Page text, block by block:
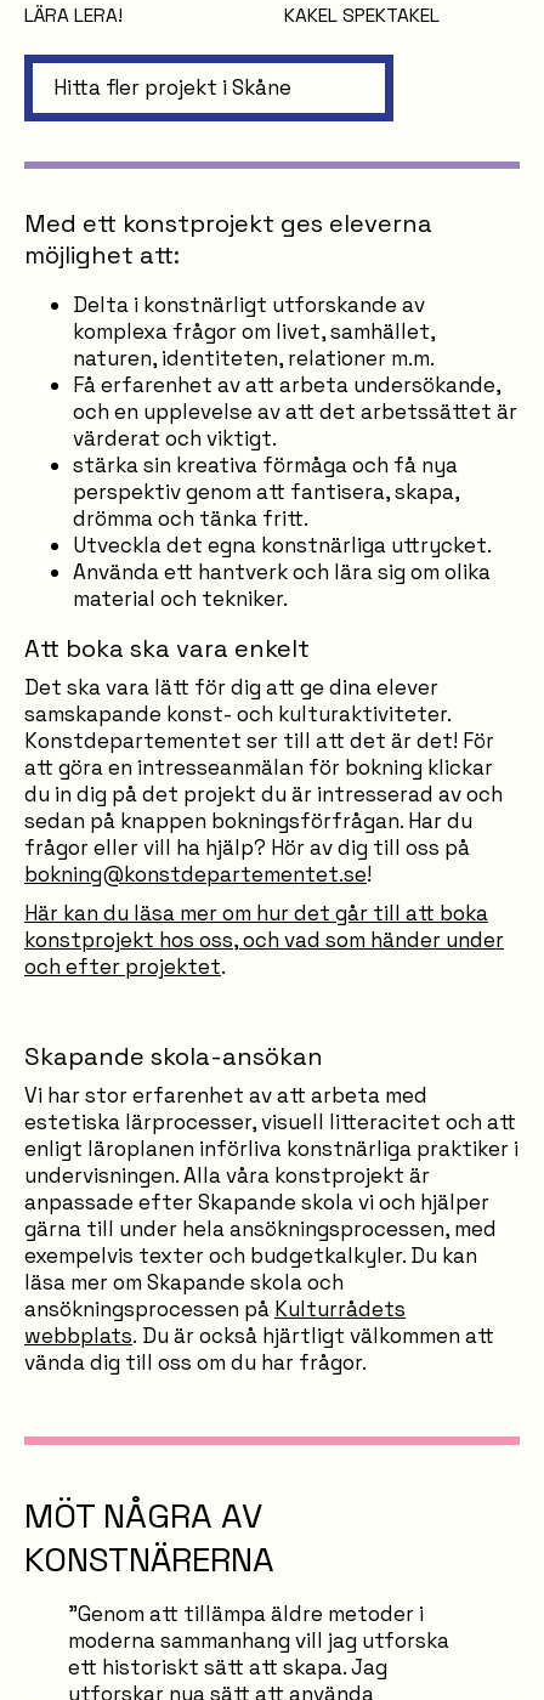
LÄRA LERA! KAKEL SPEKTAKEL
Hitta fler projekt i Skåne
Med ett konstprojekt ges eleverna
möjlighet att:
Delta i konstnärligt utforskande av
komplexa frågor om livet, samhället,
naturen, identiteten, relationer m.m.
Få erfarenhet av att arbeta undersökande,
och en upplevelse av att det arbetssättet är
värderat och viktigt.
stärka sin kreativa förmåga och få nya
perspektiv genom att fantisera, skapa,
drömma och tänka fritt.
Utveckla det egna konstnärliga uttrycket.
Använda ett hantverk och lära sig om olika
material och tekniker.
Att boka ska vara enkelt
Det ska vara lätt för dig att ge dina elever
samskapande konst- och kulturaktiviteter.
Konstdepartementet ser till att det är det! För
att göra en intresseanmälan för bokning klickar
du in dig på det projekt du är intresserad av och
sedan på knappen bokningsförfrågan. Har du
frågor eller vill ha hjälp? Hör av dig till oss på
bokning@konstdepartementet.se!
Här kan du läsa mer om hur det går till att boka
konstprojekt hos oss, och vad som händer under
och efter projektet.
Skapande skola-ansökan
Vi har stor erfarenhet av att arbeta med
estetiska lärprocesser, visuell litteracitet och att
enligt läroplanen införliva konstnärliga praktiker i
undervisningen. Alla våra konstprojekt är
anpassade efter Skapande skola vi och hjälper
gärna till under hela ansökningsprocessen, med
exempelvis texter och budgetkalkyler. Du kan
läsa mer om Skapande skola och
ansökningsprocessen på Kulturrådets
webbplats. Du är också hjärtligt välkommen att
vända dig till oss om du har frågor.
MÖT NÅGRA AV
KONSTNÄRERNA
”Genom att tillämpa äldre metoder i
moderna sammanhang vill jag utforska
ett historiskt sätt att skapa. Jag
utforskar nya sätt att använda